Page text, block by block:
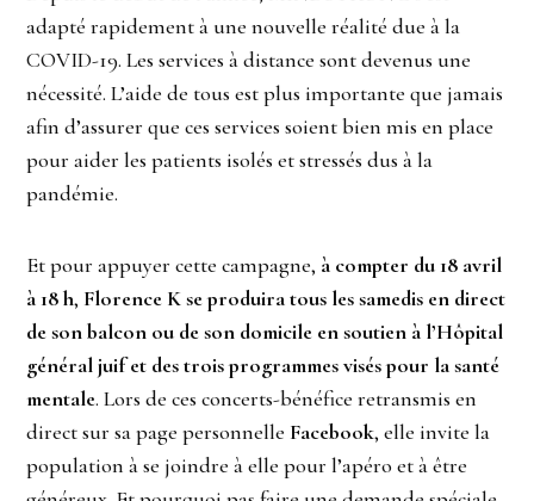
adapté rapidement à une nouvelle réalité due à la
COVID-19. Les services à distance sont devenus une
nécessité. L’aide de tous est plus importante que jamais
afin d’assurer que ces services soient bien mis en place
pour aider les patients isolés et stressés dus à la
pandémie.
Et pour appuyer cette campagne, à compter du 18 avril
à 18 h, Florence K se produira tous les samedis en direct
de son balcon ou de son domicile en soutien à l’Hôpital
général juif et des trois programmes visés pour la santé
mentale. Lors de ces concerts-bénéfice retransmis en
direct sur sa page personnelle Facebook, elle invite la
population à se joindre à elle pour l’apéro et à être